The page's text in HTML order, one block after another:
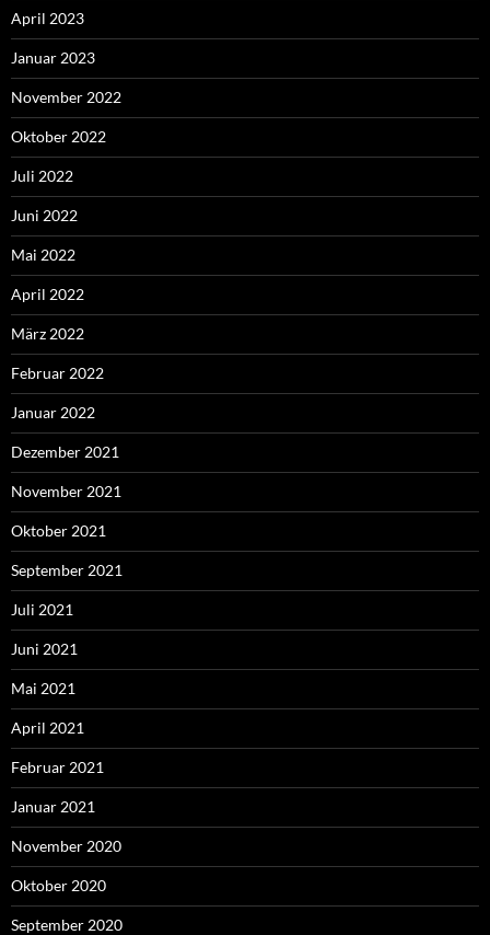
April 2023
Januar 2023
November 2022
Oktober 2022
Juli 2022
Juni 2022
Mai 2022
April 2022
März 2022
Februar 2022
Januar 2022
Dezember 2021
November 2021
Oktober 2021
September 2021
Juli 2021
Juni 2021
Mai 2021
April 2021
Februar 2021
Januar 2021
November 2020
Oktober 2020
September 2020